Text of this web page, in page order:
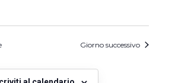
Giorno successivo